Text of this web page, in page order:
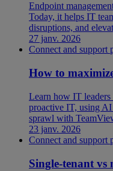
Endpoint
Today, it helps IT
disruptions, and
27 janv. 2026
Connect and support
How to
Learn how IT
proactive IT, using
sprawl with
23 janv. 2026
Connect and support
Single-tenant vs